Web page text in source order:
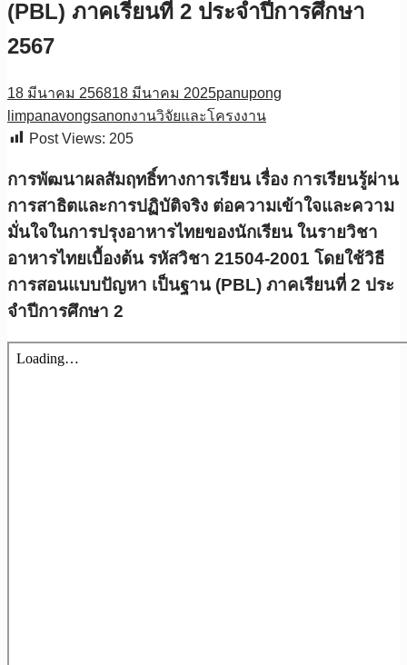
(PBL) ภาคเรียนที่ 2 ประจําปีการศึกษา
2567
18 มีนาคม 256818 มีนาคม 2025panupong
limpanavongsanonงานวิจัยและโครงงาน
Post Views: 205
การพัฒนาผลสัมฤทธิ์ทางการเรียน เรื่อง การเรียนรู้ผ่าน
การสาธิตและการปฏิบัติจริง ต่อความเข้าใจและความ
มั่นใจในการปรุงอาหารไทยของนักเรียน ในรายวิชา
อาหารไทยเบื้องต้น รหัสวิชา 21504-2001 โดยใช้วิธี
การสอนแบบปัญหา เป็นฐาน (PBL) ภาคเรียนที่ 2 ประ
จําปีการศึกษา 2